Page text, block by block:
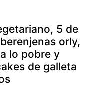
5 de
orly,
lo pobre y
de galleta